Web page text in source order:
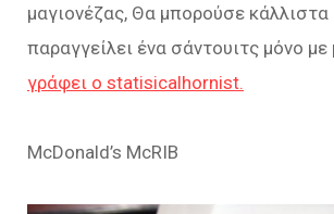
μαγιονέζας, Θα μπορούσε κάλλιστα
παραγγείλει ένα σάντουιτς μόνο με
γράφει ο statisicalhornist.
McDonald’s McRIB